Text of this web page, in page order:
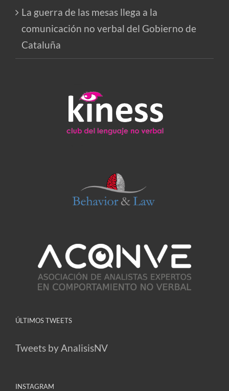
La guerra de las mesas llega a la
comunicación no verbal del Gobierno de
Cataluña
ÚLTIMOS TWEETS
Tweets by AnalisisNV
INSTAGRAM